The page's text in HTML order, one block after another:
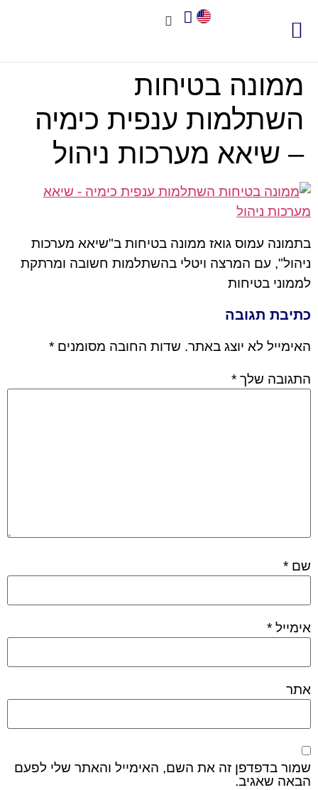
ממונה בטיחות
השתלמות ענפית כימיה
– שיאא מערכות ניהול
בתמונה עמוס גואז ממונה בטיחות ב"שיאא מערכות
ניהול", עם המרצה ויטלי בהשתלמות חשובה ומרתקת
לממוני בטיחות
כתיבת תגובה
האימייל לא יוצג באתר. שדות החובה מסומנים *
התגובה שלך *
שם *
אימייל *
אתר
שמור בדפדפן זה את השם, האימייל והאתר שלי לפעם
הבאה שאגיב.